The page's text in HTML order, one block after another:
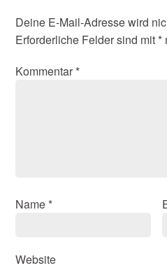
Deine E-Mail-Adresse wird
Erforderliche Felder sind mit *
Kommentar *
Name *
Website